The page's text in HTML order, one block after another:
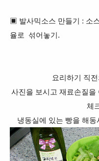
▣ 발사믹소스 만들기 : 소
율로 섞어놓기.
요리하기 직
사진을 보시고 재료손질을
체
냉동실에 있는 빵을 해